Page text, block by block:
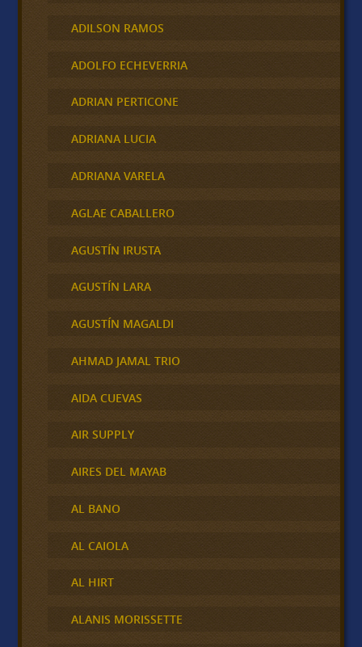
ADILSON RAMOS
ADOLFO ECHEVERRIA
ADRIAN PERTICONE
ADRIANA LUCIA
ADRIANA VARELA
AGLAE CABALLERO
AGUSTÍN IRUSTA
AGUSTÍN LARA
AGUSTÍN MAGALDI
AHMAD JAMAL TRIO
AIDA CUEVAS
AIR SUPPLY
AIRES DEL MAYAB
AL BANO
AL CAIOLA
AL HIRT
ALANIS MORISSETTE